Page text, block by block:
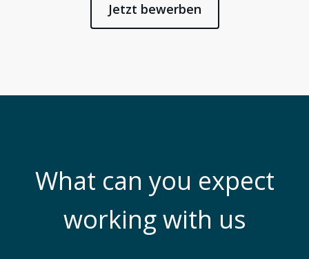
Jetzt bewerben
What can you expect
working with us